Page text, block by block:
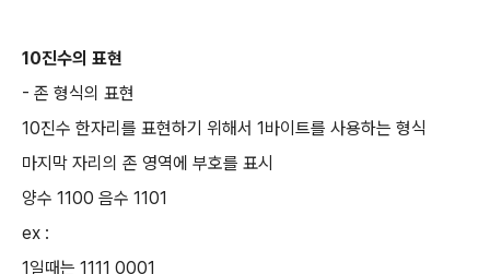
10진수의 표현
- 존 형식의 표현
10진수 한자리를 표현하기 위해서 1바이트를 사용하는 형식
마지막 자리의 존 영역에 부호를 표시
양수 1100 음수 1101
ex :
1일때는 1111 0001